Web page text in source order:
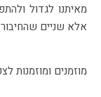
מאיתנו לגדול
אלא שניים
מוזמנים ומוזמנות